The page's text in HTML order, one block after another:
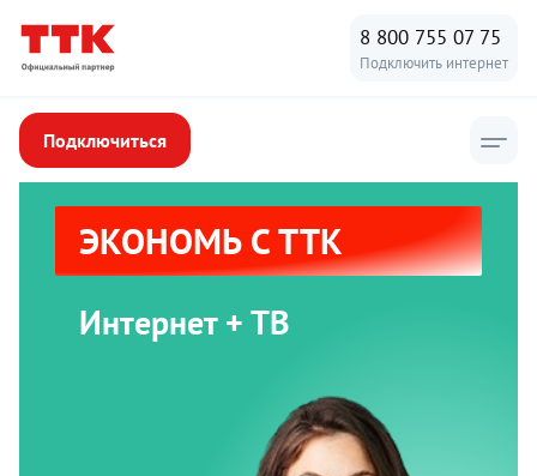
8 800 755 07 75
Подключить интернет
Подключиться
ЭКОНОМЬ С ТТК
Интернет + ТВ